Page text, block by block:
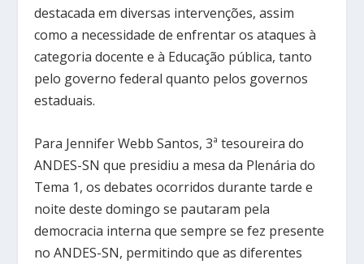
destacada em diversas intervenções, assim
como a necessidade de enfrentar os ataques à
categoria docente e à Educação pública, tanto
pelo governo federal quanto pelos governos
estaduais.
Para Jennifer Webb Santos, 3ª tesoureira do
ANDES-SN que presidiu a mesa da Plenária do
Tema 1, os debates ocorridos durante tarde e
noite deste domingo se pautaram pela
democracia interna que sempre se fez presente
no ANDES-SN, permitindo que as diferentes